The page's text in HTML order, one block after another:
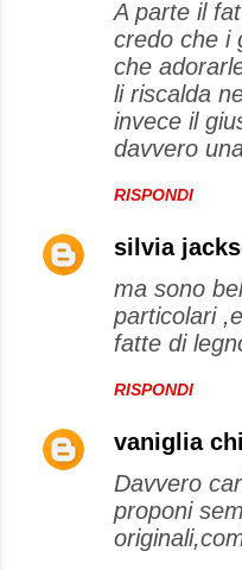
A parte il
credo che i
che
li riscalda
invece il
davvero
RISPONDI
silvia
ma sono
particolari
fatte di
RISPONDI
vaniglia
Davvero
proponi